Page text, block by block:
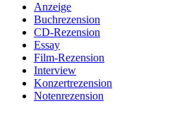
Anzeige
Buchrezension
CD-Rezension
Essay
Film-Rezension
Interview
Konzertrezension
Notenrezension